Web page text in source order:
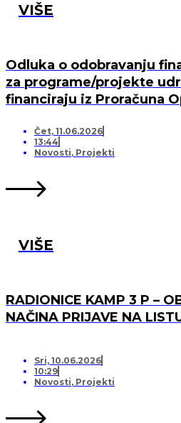
VIŠE
Odluka o odobravanju
za programe/projekte
financiraju iz Proračuna
Čet, 11.06.2026
13:44
Novosti, Projekti
VIŠE
RADIONICE KAMP 3 P –
NAČINA PRIJAVE NA
Sri, 10.06.2026
10:29
Novosti, Projekti